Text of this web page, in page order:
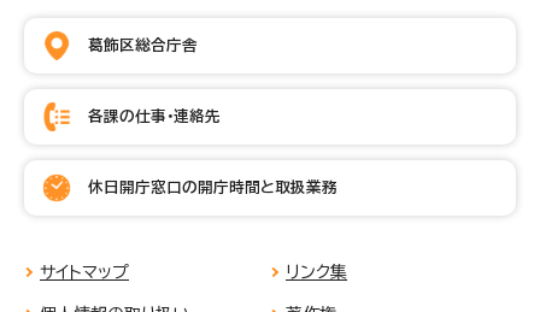
葛飾区総合庁舎
各課の仕事・連絡先
休日開庁窓口の開庁時間と取扱業務
サイトマップ リンク集